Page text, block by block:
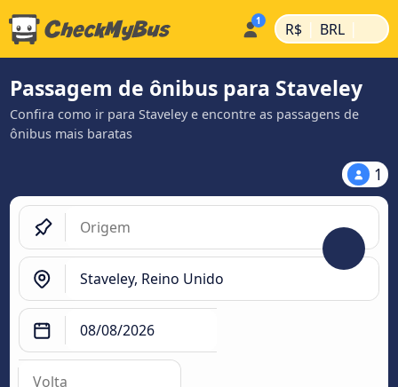
R$ | BRL |
Passagem de ônibus para Staveley
Confira como ir para Staveley e encontre as passagens de
ônibus mais baratas
1